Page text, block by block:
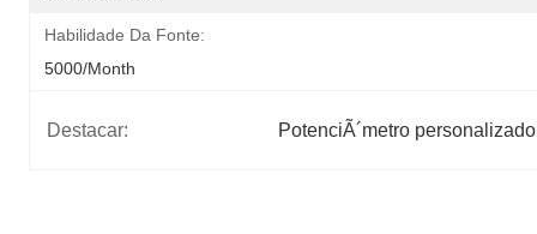
Habilidade Da Fonte:
5000/month
Destacar: PotenciÃ´metro